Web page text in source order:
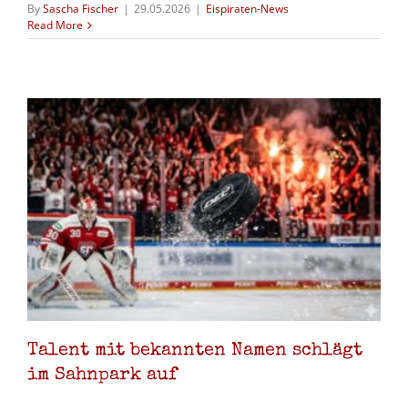
BySascha Fischer | 29.05.2026 | Eispiraten-News
Read More
Talent mit bekannten Namen schlägt
im Sahnpark auf